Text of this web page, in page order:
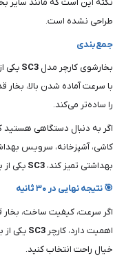
نکته این است که مانند
طراحی نشده است.
جمع‌بندی
بخارشوی کارچر مدل SC3 یکی
با سرعت آماده شدن بالا،
را ساده‌تر می‌کند.
اگر به دنبال دستگاهی هستید
کاشی، آشپزخانه، سرویس
بهداشتی تمیز کند، SC3 یکی
🎯 نتیجه نهایی در ۳۰ ثانیه
اگر سرعت، کیفیت ساخت، بخار
اهمیت دارد، کارچر SC3 یکی
خیال راحت انتخاب کنید.